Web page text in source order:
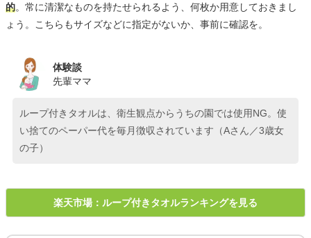
的。常に清潔なものを持たせられるよう、何枚か用意しておきまし
ょう。こちらもサイズなどに指定がないか、事前に確認を。
体験談
先輩ママ
ループ付きタオルは、衛生観点からうちの園では使用NG。使
い捨てのペーパー代を毎月徴収されています（Aさん／3歳女
の子）
楽天市場：ループ付きタオルランキングを見る